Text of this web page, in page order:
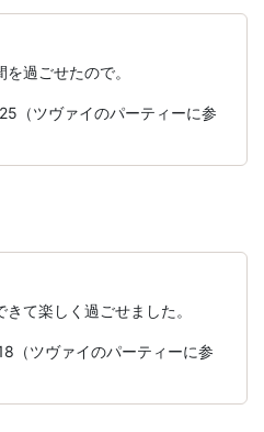
過ごせたので。
（ツヴァイのパーティーに参
て楽しく過ごせました。
（ツヴァイのパーティーに参